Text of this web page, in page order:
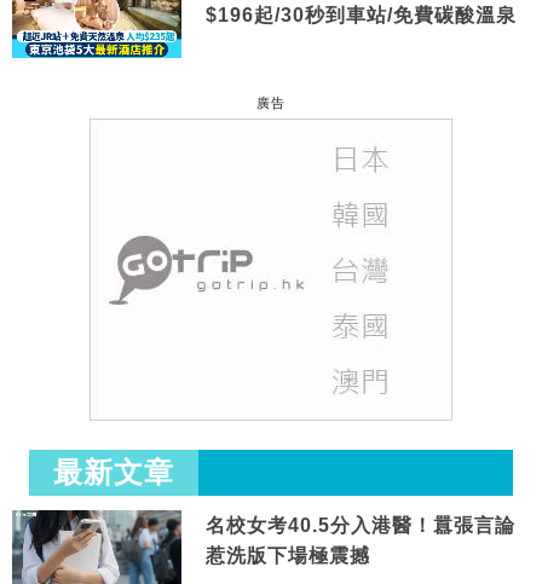
$196起/30秒到車站/免費碳酸溫泉
廣告
最新文章
名校女考40.5分入港醫！囂張言論
惹洗版下場極震撼